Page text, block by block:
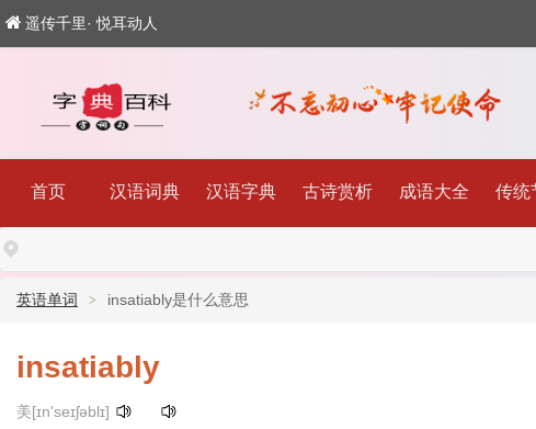
遥传千里· 悦耳动人
首页 汉语词典 汉语字典 古诗赏析 成语大全 传统
英语单词 insatiably是什么意思
insatiably
美[ɪn'seɪʃəblɪ]